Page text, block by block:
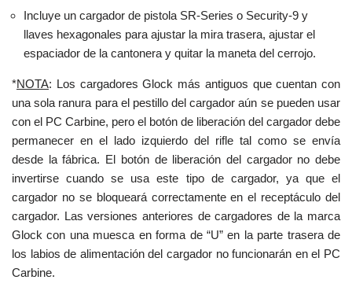
Incluye un cargador de pistola SR-Series o Security-9 y
llaves hexagonales para ajustar la mira trasera, ajustar el
espaciador de la cantonera y quitar la maneta del cerrojo.
*NOTA: Los cargadores Glock más antiguos que cuentan con
una sola ranura para el pestillo del cargador aún se pueden usar
con el PC Carbine, pero el botón de liberación del cargador debe
permanecer en el lado izquierdo del rifle tal como se envía
desde la fábrica. El botón de liberación del cargador no debe
invertirse cuando se usa este tipo de cargador, ya que el
cargador no se bloqueará correctamente en el receptáculo del
cargador. Las versiones anteriores de cargadores de la marca
Glock con una muesca en forma de “U” en la parte trasera de
los labios de alimentación del cargador no funcionarán en el PC
Carbine.